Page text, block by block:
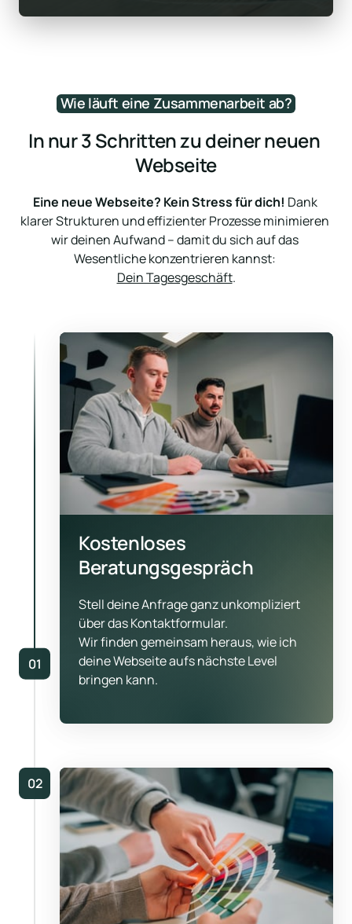
Wie läuft eine Zusammenarbeit ab?
In nur 3 Schritten zu deiner neuen
Webseite
Eine neue Webseite? Kein Stress für dich! Dank
klarer Strukturen und effizienter Prozesse minimieren
wir deinen Aufwand – damit du sich auf das
Dein Tagesgeschäft.
01
Kostenloses
Beratungsgespräch
Stell deine Anfrage ganz unkompliziert
über das Kontaktformular.
Wir finden gemeinsam heraus, wie ich
deine Webseite aufs nächste Level
bringen kann.
02